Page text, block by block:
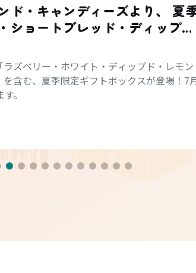
・キャンディーズより、 夏季
ショートブレッド・ディップ
ックス」登場
ズベリー・ホワイト・ディップド・レモ
を含む、夏季限定ギフトボックスが登場！7
。